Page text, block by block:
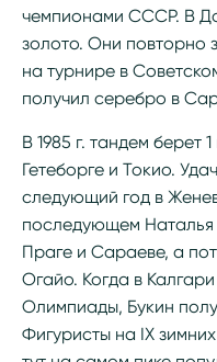
чемпионами СССР. В
золото. Они повторно
на турнире в
получил серебро в
В 1985 г. тандем берет
Гетеборге и Токио.
следующий год в
последующем
Праге и Сараеве, а
Огайо. Когда в
Олимпиады, Букин
Фигуристы на IX